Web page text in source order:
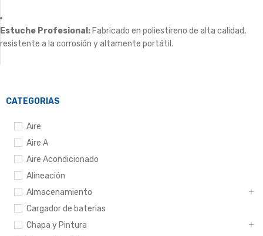
CATEGORIAS
Aire
Aire A
Aire Acondicionado
Alineación
Almacenamiento
Cargador de baterias
Chapa y Pintura
Estuche Profesional: Fabricado en poliestireno de alta calidad,
resistente a la corrosión y altamente portátil.